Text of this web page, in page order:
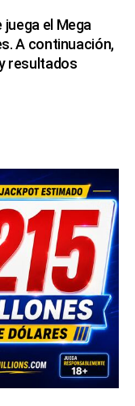
el Mega
A continuación,
resultados